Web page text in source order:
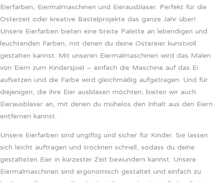
Eierfarben, Eiermalmaschinen und Eierausblaser. Perfekt für die
Osterzeit oder kreative Bastelprojekte das ganze Jahr über!
Unsere Eierfarben bieten eine breite Palette an lebendigen und
leuchtenden Farben, mit denen du deine Ostereier kunstvoll
gestalten kannst. Mit unseren Eiermalmaschinen wird das Malen
von Eiern zum Kinderspiel – einfach die Maschine auf das Ei
aufsetzen und die Farbe wird gleichmäßig aufgetragen. Und für
diejenigen, die ihre Eier ausblasen möchten, bieten wir auch
Eierausblaser an, mit denen du mühelos den Inhalt aus den Eiern
entfernen kannst.
Unsere Eierfarben sind ungiftig und sicher für Kinder. Sie lassen
sich leicht auftragen und trocknen schnell, sodass du deine
gestalteten Eier in kürzester Zeit bewundern kannst. Unsere
Eiermalmaschinen sind ergonomisch gestaltet und einfach zu